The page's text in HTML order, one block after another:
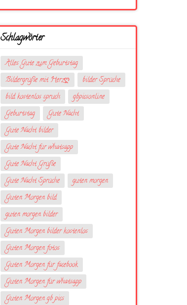
Schlagwörter
Alles Gute zum Geburtstag
Bildergrüße mit Herzღ
bilder Sprüche
bild kostenlos spruch
gbpicsonline
Geburtstag
Gute Nacht
Gute Nacht bilder
Gute Nacht für whatsapp
Gute Nacht Grüße
Gute Nacht Sprüche
guten morgen
Guten Morgen bild
guten morgen bilder
Guten Morgen bilder kostenlos
Guten Morgen fotos
Guten Morgen für facebook
Guten Morgen für whatsapp
Guten Morgen gb pics